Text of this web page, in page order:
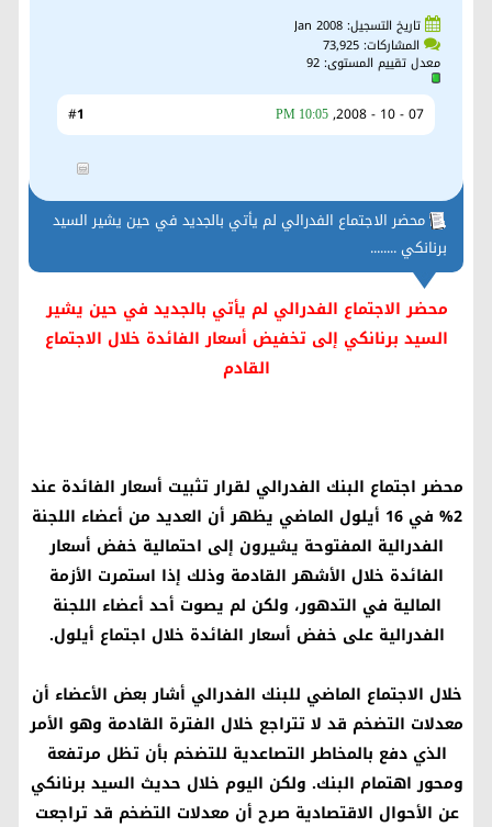
تاريخ التسجيل: Jan 2008
المشاركات: 73,925
معدل تقييم المستوى:92
07 - 10 - 2008,
10:05 PM
1
محضر الاجتماع الفدرالي لم يأتي بالجديد في حين يشير السيد
برنانكي ........
محضر الاجتماع الفدرالي لم يأتي بالجديد في حين يشير
السيد برنانكي إلى تخفيض أسعار الفائدة خلال الاجتماع
القادم
محضر اجتماع البنك الفدرالي لقرار تثبيت أسعار الفائدة عند
2% في 16 أيلول الماضي يظهر أن العديد من أعضاء اللجنة
الفدرالية المفتوحة يشيرون إلى احتمالية خفض أسعار
الفائدة خلال الأشهر القادمة وذلك إذا استمرت الأزمة
المالية في التدهور، ولكن لم يصوت أحد أعضاء اللجنة
الفدرالية على خفض أسعار الفائدة خلال اجتماع أيلول.
خلال الاجتماع الماضي للبنك الفدرالي أشار بعض الأعضاء أن
معدلات التضخم قد لا تتراجع خلال الفترة القادمة وهو الأمر
الذي دفع بالمخاطر التصاعدية للتضخم بأن تظل مرتفعة
ومحور اهتمام البنك. ولكن اليوم خلال حديث السيد برنانكي
عن الأحوال الاقتصادية صرح أن معدلات التضخم قد تراجعت